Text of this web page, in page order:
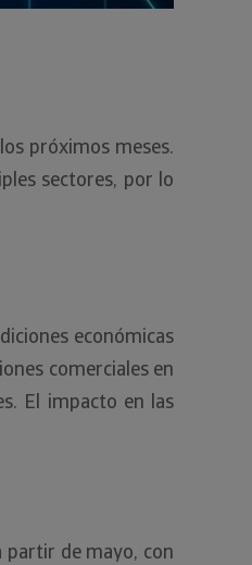
próximos meses.
sectores, por lo
económicas
comerciales en
El impacto en las
partir de mayo, con